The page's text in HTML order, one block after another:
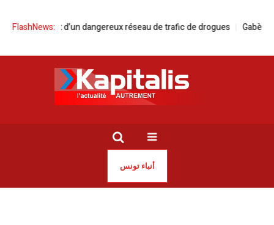
FlashNews:
dangereux réseau de trafic de drogues Gabès cinéma fen
أنباء تونس